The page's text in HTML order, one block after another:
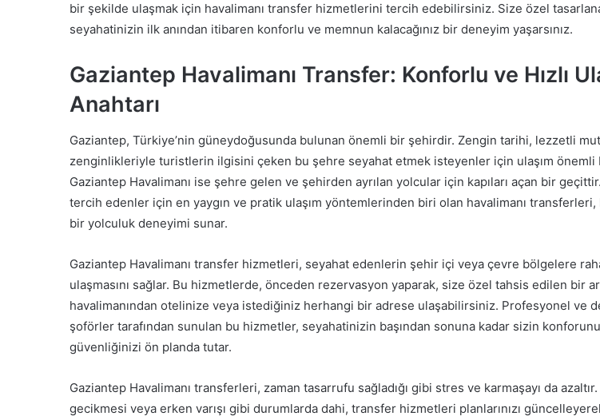
bir şekilde ulaşmak için havalimanı transfer hizmetlerini tercih edebilirsiniz. Size özel
seyahatinizin ilk anından itibaren konforlu ve memnun kalacağınız bir deneyim yaşarsınız.
Gaziantep Havalimanı Transfer: Konforlu ve Hızlı
Anahtarı
Gaziantep, Türkiye’nin güneydoğusunda bulunan önemli bir şehirdir. Zengin tarihi, lezzetli
zenginlikleriyle turistlerin ilgisini çeken bu şehre seyahat etmek isteyenler için ulaşım önemli
Gaziantep Havalimanı ise şehre gelen ve şehirden ayrılan yolcular için kapıları açan bir
tercih edenler için en yaygın ve pratik ulaşım yöntemlerinden biri olan havalimanı transferleri,
bir yolculuk deneyimi sunar.
Gaziantep Havalimanı transfer hizmetleri, seyahat edenlerin şehir içi veya çevre bölgelere
ulaşmasını sağlar. Bu hizmetlerde, önceden rezervasyon yaparak, size özel tahsis edilen bir
havalimanından otelinize veya istediğiniz herhangi bir adrese ulaşabilirsiniz. Profesyonel ve
şoförler tarafından sunulan bu hizmetler, seyahatinizin başından sonuna kadar sizin
güvenliğinizi ön planda tutar.
Gaziantep Havalimanı transferleri, zaman tasarrufu sağladığı gibi stres ve karmaşayı da
gecikmesi veya erken varışı gibi durumlarda dahi, transfer hizmetleri planlarınızı